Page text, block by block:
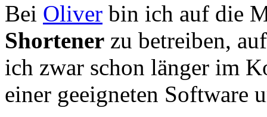
Bei Oliver bin ich auf die
Shortener zu betreiben,
ich zwar schon länger im
einer geeigneten Software